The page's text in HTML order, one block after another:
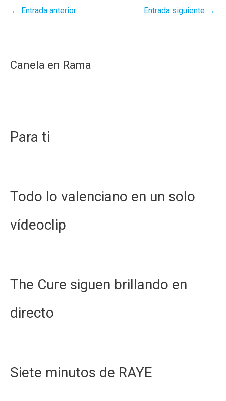
← Entrada anterior Entrada siguiente →
Canela en Rama
Para ti
Todo lo valenciano en un solo
vídeoclip
The Cure siguen brillando en
directo
Siete minutos de RAYE